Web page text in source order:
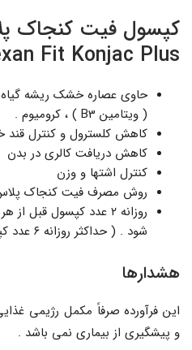
کپسول فیت کنجاک
Fit Konjac Plus
حاوی عصاره خشک ریشه گیاه
( ویتامین B3 ) ، کرومیوم .
کاهش کلسترول و کنترل قند
کاهش دریافت کالری در بدن
کنترل اشتها و وزن
روش مصرف فیت کنجاک
شود . ( حداکثر روزانه ۶ عدد کپسول )
هشدارها
این فرآورده صرفاً مکمل رژیمی
و پیشگیری از بیماری نمی باشد .